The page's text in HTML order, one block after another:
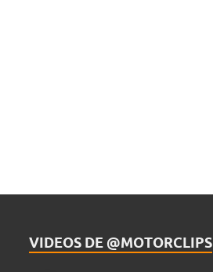
VIDEOS DE @MOTORCLIPS